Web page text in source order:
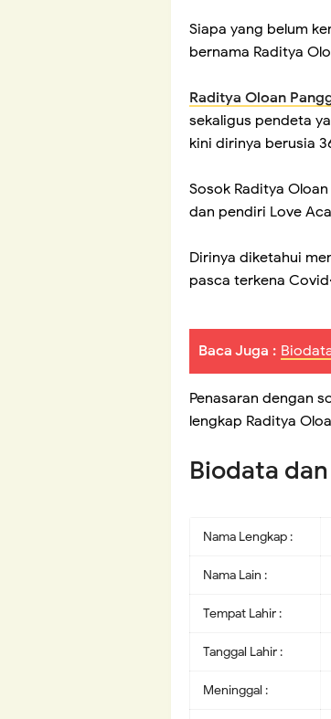
Siapa yang belum
bernama Raditya
Raditya Oloan
sekaligus pendeta
kini dirinya berusia
Sosok Raditya
dan pendiri Love
Dirinya diketahui
pasca terkena
Baca Juga :
Penasaran dengan
lengkap Raditya
Biodata
Nama Lengkap :
Nama Lain :
Tempat Lahir :
Tanggal Lahir :
Meninggal :